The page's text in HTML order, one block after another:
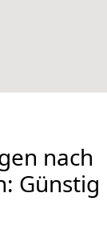
nach
Günstig